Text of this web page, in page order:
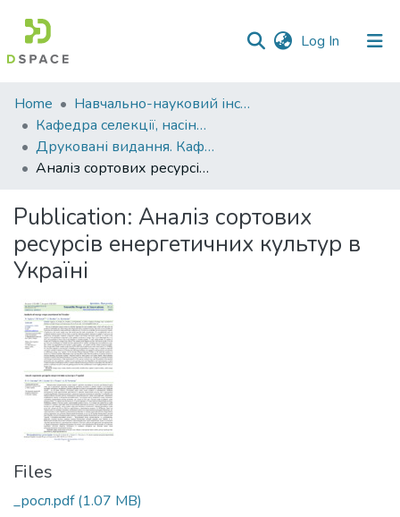
Log In (current)
Communities
&
Collections
All of DSpace
Statistics
Home
Навчально-науковий інститут агротехнологій, селекції та екології
Кафедра селекції, насінництва і генетики
Друковані видання. Кафедра селекції, насінництва і генетики
Аналіз сортових ресурсів енергетичних культур в Україні
Publication: Аналіз сортових
ресурсів енергетичних культур в
Україні
Files
_росл.pdf(1.07 MB)